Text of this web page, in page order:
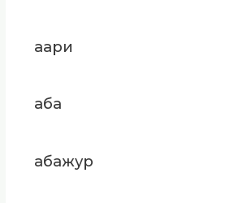
аари
аба
абажур